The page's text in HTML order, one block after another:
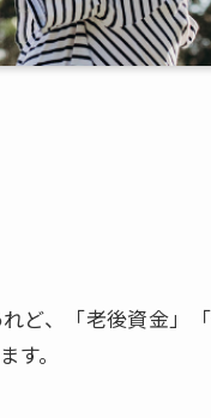
ど、「老後資金」
。